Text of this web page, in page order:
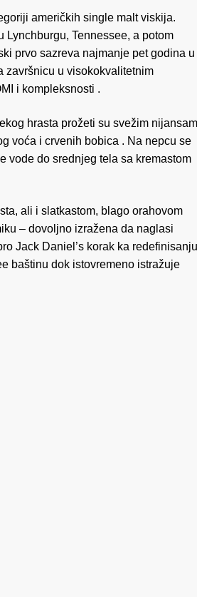
američkih single malt viskija.
Tennessee, a potom
prvo sazreva najmanje pet godina u
završnicu u visokokvalitetnim
i kompleksnosti .
hrasta prožeti su svežim
voća i crvenih bobica . Na nepcu se
vode do srednjeg tela sa kremastom
ali i slatkastom, blago orahovom
– dovoljno izražena da naglasi
Jack Daniel’s korak ka redefinisanju
baštinu dok istovremeno istražuje